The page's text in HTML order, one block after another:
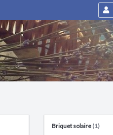
Briquet solaire(1)